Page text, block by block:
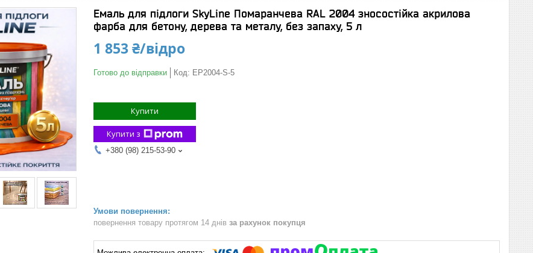
Емаль для підлоги SkyLine Помаранчева RAL 2004 зносостійка акрилова
фарба для бетону, дерева та металу, без запаху, 5 л
1 853 ₴/відро
Готово до відправки Код: EP2004-S-5
Купити
Купити з
+380 (98) 215-53-90
повернення товару протягом 14 днів за рахунок покупця